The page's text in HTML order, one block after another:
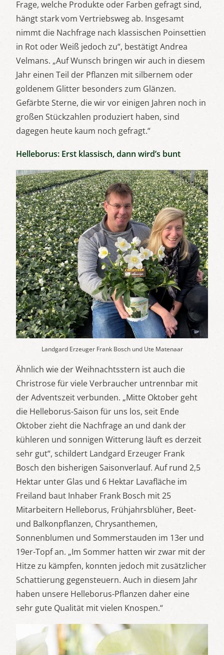
Frage, welche Produkte oder Farben gefragt sind,
hängt stark vom Vertriebsweg ab. Insgesamt
nimmt die Nachfrage nach klassischen Poinsettien
in Rot oder Weiß jedoch zu“, bestätigt Andrea
Velmans. „Auf Wunsch bringen wir auch in diesem
Jahr einen Teil der Pflanzen mit silbernem oder
goldenem Glitter besonders zum Glänzen.
Gefärbte Sterne, die wir vor einigen Jahren noch in
großen Stückzahlen produziert haben, sind
dagegen heute kaum noch gefragt.“
Helleborus: Erst klassisch, dann wird’s bunt
Landgard Erzeuger Frank Bosch und Ute Matenaar
Ähnlich wie der Weihnachtsstern ist auch die
Christrose für viele Verbraucher untrennbar mit
der Adventszeit verbunden. „Mitte Oktober geht
die Helleborus-Saison für uns los, seit Ende
Oktober zieht die Nachfrage an und dank der
kühleren und sonnigen Witterung läuft es derzeit
sehr gut“, schildert Landgard Erzeuger Frank
Bosch den bisherigen Saisonverlauf. Auf rund 2,5
Hektar unter Glas und 6 Hektar Lavafläche im
Freiland baut Inhaber Frank Bosch mit 25
Mitarbeitern Helleborus, Frühjahrsblüher, Beet-
und Balkonpflanzen, Chrysanthemen,
Sonnenblumen und Sommerstauden im 13er und
19er-Topf an. „Im Sommer hatten wir zwar mit der
Hitze zu kämpfen, konnten jedoch mit zusätzlicher
Schattierung gegensteuern. Auch in diesem Jahr
haben unsere Helleborus-Pflanzen daher eine
sehr gute Qualität mit vielen Knospen.“